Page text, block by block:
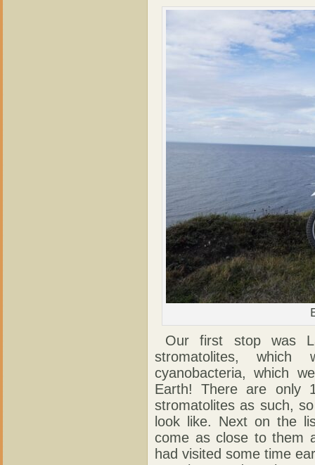
Our first stop was
stromatolites, which
cyanobacteria, which
Earth! There are only
stromatolites as such,
look like. Next on the
come as close to them
had visited some time